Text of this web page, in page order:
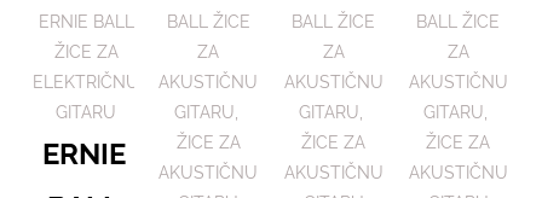
ERNIE BALL
ŽICE ZA
ELEKTRIČNU
GITARU
ERNIE
BALL ŽICE
ZA
AKUSTIČNU
GITARU
ŽICE ZA
AKUSTIČNU
BALL ŽICE
ZA
AKUSTIČNU
GITARU
ŽICE ZA
AKUSTIČNU
BALL ŽICE
ZA
AKUSTIČNU
GITARU
ŽICE ZA
AKUSTIČNU